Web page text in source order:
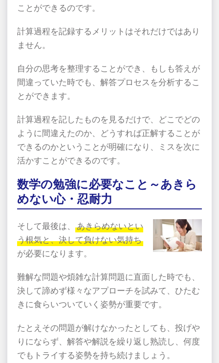
ことができるのです。
計算過程を記録するメリットはそれだけではあり
ません。
自分の思考を整理することができ、もしも答えが
間違っていた時でも、解答プロセスを分析するこ
とができます。
計算過程を記したものを見るだけで、どこでどの
ように間違えたのか、どうすれば正解することが
できるのかということが明確になり、ミスを次に
活かすことができるのです。
数学の勉強に必要なこと～あきら
めない心・忍耐力
そして最後は、
あきらめないとい
う根気と、決して負けない気持ち
が必要になります。
難解な問題や煩雑な計算問題に直面した時でも、
決して諦めず様々なアプローチを試みて、ひたむ
きに食らいついていく姿勢が重要です。
たとえその問題が解けなかったとしても、投げや
りにならず、解答や解説を繰り返し熟読し、何度
でもトライする姿勢を持ち続けましょう。